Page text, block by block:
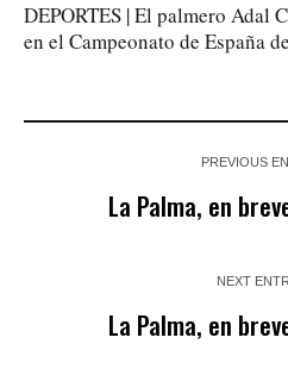
DEPORTES | El palmero Adal
en el Campeonato de España
PREVIOUS
La Palma, en
NEXT
La Palma, en